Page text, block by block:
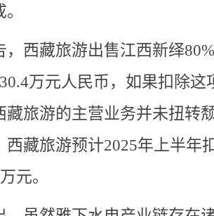
，西藏旅游出售江西新绎
万元人民币，如果扣除这
藏旅游的主营业务并未扭转
西藏旅游预计2025年上半年
元。